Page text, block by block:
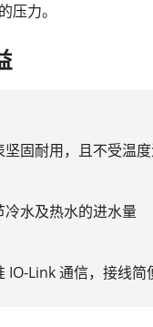
压力。
坚固耐用，且不受温
冷水及热水的进水量
IO-Link 通信，接线简